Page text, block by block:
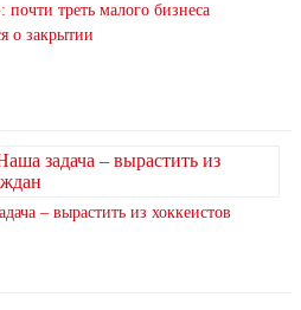
почти треть малого бизнеса
о закрытии
– вырастить из хоккеистов